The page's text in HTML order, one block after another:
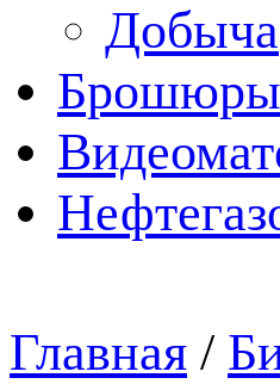
Добыча
Брошюры
Главная /